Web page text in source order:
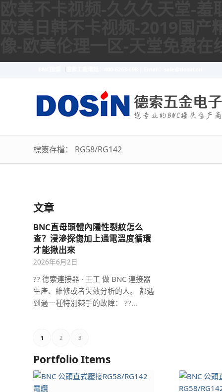
標簽存檔： RG58/RG142
文章
BNC直母頭體內隱性裂紋怎么
查？浸滲探傷加上通電溫度循環
才能揪出來
2026年6月2日
?? 德索連接器 · 王工 做 BNC 連接器
生產、維修或者失效分析的人。 都遇
到過一種特別棘手的故障： ??…
1 2 3
Portfolio Items